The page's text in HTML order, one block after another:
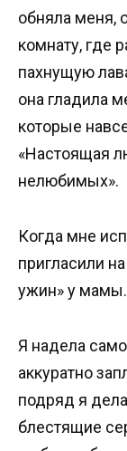
обняла меня,
комнату, где
пахнущую
она гладила
которые
«Настоящая
нелюбимых».
Когда мне
пригласили
ужин» у мамы.
Я надела
аккуратно
подряд я
блестящие